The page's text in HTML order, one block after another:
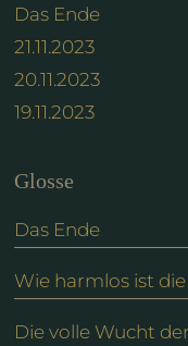
Das Ende
21.11.2023
20.11.2023
19.11.2023
Glosse
Das Ende
Wie harmlos ist
Die volle Wucht